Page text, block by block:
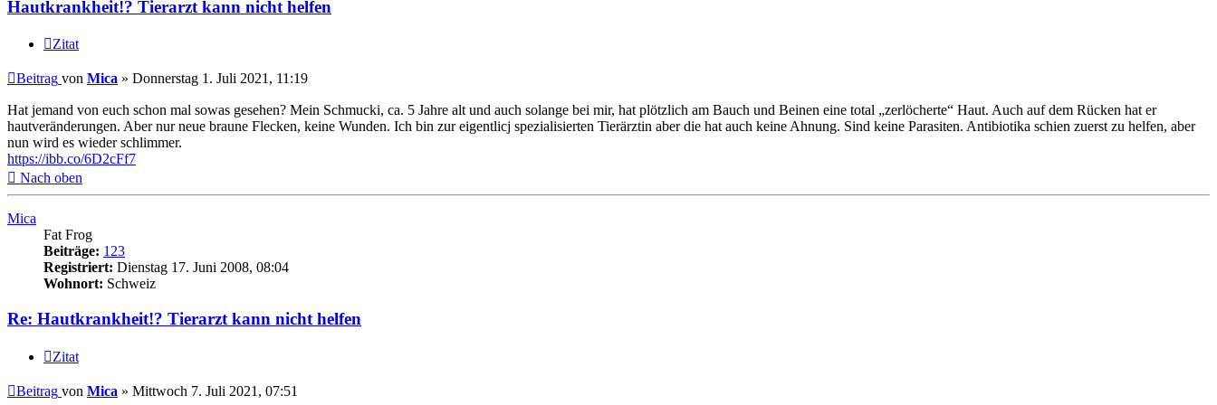
Hautkrankheit!? Tierarzt kann nicht helfen
Zitat
Beitrag von Mica » Donnerstag 1. Juli 2021, 11:19
Hat jemand von euch schon mal sowas gesehen? Mein Schmucki, ca. 5 Jahre alt und auch solange bei mir, hat plötzlich am Bauch und Beinen eine total „zerlöcherte“ Haut. Auch auf dem Rücken hat er
hautveränderungen. Aber nur neue braune Flecken, keine Wunden. Ich bin zur eigentlicj spezialisierten Tierärztin aber die hat auch keine Ahnung. Sind keine Parasiten. Antibiotika schien zuerst zu helfen, aber
nun wird es wieder schlimmer.
https://ibb.co/6D2cFf7
Nach oben
Mica
Fat Frog
Beiträge: 123
Registriert: Dienstag 17. Juni 2008, 08:04
Wohnort: Schweiz
Re: Hautkrankheit!? Tierarzt kann nicht helfen
Zitat
Beitrag von Mica » Mittwoch 7. Juli 2021, 07:51